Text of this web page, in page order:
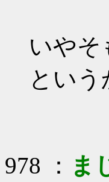
いやそ
とい
978 ： ま